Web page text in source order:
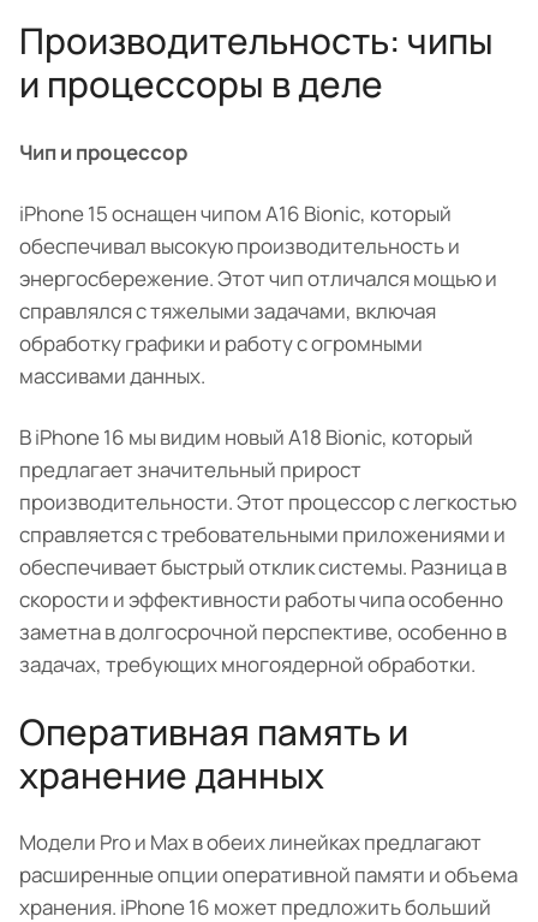
Производительность: чипы
и процессоры в деле
Чип и процессор
iPhone 15 оснащен чипом A16 Bionic, который
обеспечивал высокую производительность и
энергосбережение. Этот чип отличался мощью и
справлялся с тяжелыми задачами, включая
обработку графики и работу с огромными
массивами данных.
В iPhone 16 мы видим новый A18 Bionic, который
предлагает значительный прирост
производительности. Этот процессор с легкостью
справляется с требовательными приложениями и
обеспечивает быстрый отклик системы. Разница в
скорости и эффективности работы чипа особенно
заметна в долгосрочной перспективе, особенно в
задачах, требующих многоядерной обработки.
Оперативная память и
хранение данных
Модели Pro и Max в обеих линейках предлагают
расширенные опции оперативной памяти и объема
хранения. iPhone 16 может предложить больший